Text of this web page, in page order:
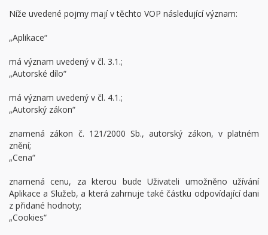
Níže uvedené pojmy mají v těchto VOP následující význam:
„Aplikace“
má význam uvedený v čl. 3.1.;
„Autorské dílo“
má význam uvedený v čl. 4.1.;
„Autorský zákon“
znamená zákon č. 121/2000 Sb., autorský zákon, v platném
znění;
„Cena“
znamená cenu, za kterou bude Uživateli umožněno užívání
Aplikace a Služeb, a která zahrnuje také částku odpovídající dani
z přidané hodnoty;
„Cookies“